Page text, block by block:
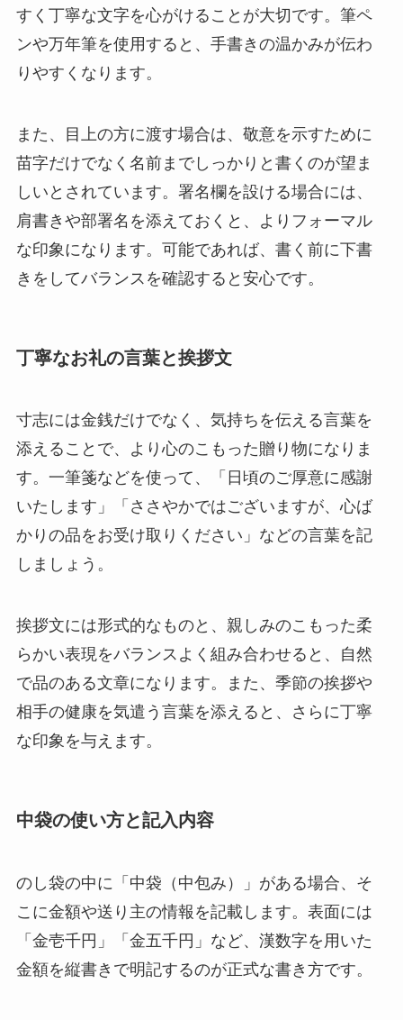
すく丁寧な文字を心がけることが大切です。筆ペ
ンや万年筆を使用すると、手書きの温かみが伝わ
りやすくなります。
また、目上の方に渡す場合は、敬意を示すために
苗字だけでなく名前までしっかりと書くのが望ま
しいとされています。署名欄を設ける場合には、
肩書きや部署名を添えておくと、よりフォーマル
な印象になります。可能であれば、書く前に下書
きをしてバランスを確認すると安心です。
丁寧なお礼の言葉と挨拶文
寸志には金銭だけでなく、気持ちを伝える言葉を
添えることで、より心のこもった贈り物になりま
す。一筆箋などを使って、「日頃のご厚意に感謝
いたします」「ささやかではございますが、心ば
かりの品をお受け取りください」などの言葉を記
しましょう。
挨拶文には形式的なものと、親しみのこもった柔
らかい表現をバランスよく組み合わせると、自然
で品のある文章になります。また、季節の挨拶や
相手の健康を気遣う言葉を添えると、さらに丁寧
な印象を与えます。
中袋の使い方と記入内容
のし袋の中に「中袋（中包み）」がある場合、そ
こに金額や送り主の情報を記載します。表面には
「金壱千円」「金五千円」など、漢数字を用いた
金額を縦書きで明記するのが正式な書き方です。